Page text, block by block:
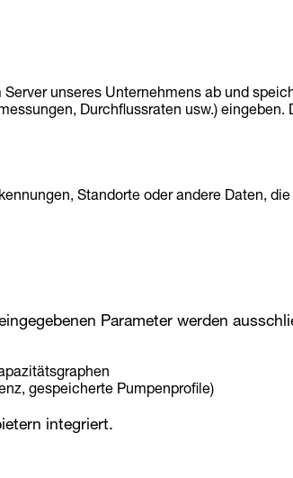
unseres Unternehmens ab und
Durchflussraten usw.)
Standorte oder andere Daten,
Parameter werden
gespeicherte Pumpenprofile)
integriert.